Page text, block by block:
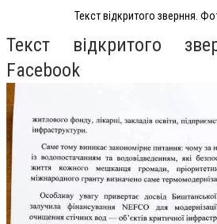
Текст відкритого зверння.
Текст відкритого
Facebook